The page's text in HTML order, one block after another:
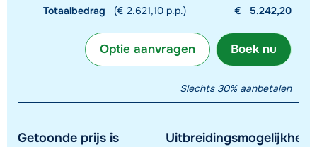
Totaalbedrag (€ 2.621,10 p.p.) € 5.242,20
Boek nu
Optie aanvragen
Slechts 30% aanbetalen
Getoonde prijs is